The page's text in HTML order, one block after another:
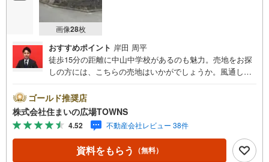
画像28枚
おすすめポイント 岸田 周平
徒歩15分の距離に中山中学校があるのも魅力。売地をお探
しの方には、こちらの売地はいかがでしょうか。風通しが
の豊かな第一種低層住居専用地域で、のびのびと暮らして
みませんか。周囲も環境も整っている、好条件の住宅用地
がこちら。広さの心配がいらない土地面積199平米（公
簿）。こちらは間取りの自由度が高い角地です。【年中無
休/9:00～21:00】人気物件は特にお問い合わせが集中する
ため、お早めにお電話下さい。「室内・現地を見学する」
ゴールド推奨店
株式会社住まいの広場TOWNS
4.52 不動産会社レビュー 38件
資料をもらう （無料）